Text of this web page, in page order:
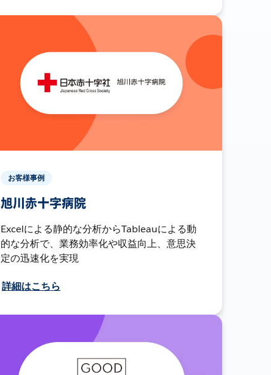
お客様事例
旭川赤十字病院
Excelによる静的な分析からTableauによる動
的な分析で、業務効率化や収益向上、意思決
定の迅速化を実現
詳細はこちら